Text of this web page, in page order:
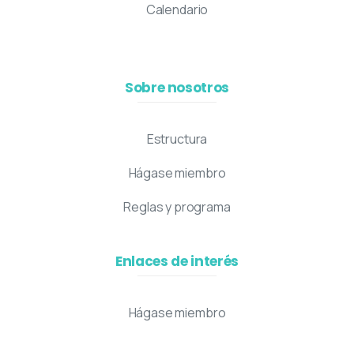
Calendario
Sobre nosotros
Estructura
Hágase miembro
Reglas y programa
Enlaces de interés
Hágase miembro